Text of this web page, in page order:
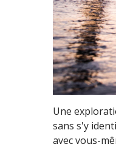
Une
sans s'y
avec vous-